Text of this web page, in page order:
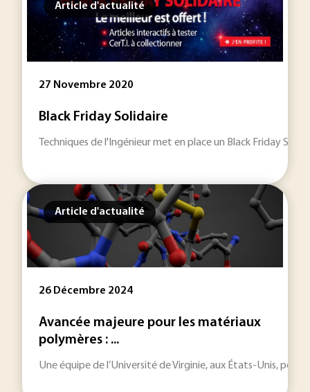
Article d'actualité
27 Novembre 2020
Black Friday Solidaire
Techniques de l'Ingénieur met en place un Black Friday
Article d'actualité
26 Décembre 2024
Avancée majeure pour les matériaux
polymères : ...
Une équipe de l’Université de Virginie, aux États-Unis,